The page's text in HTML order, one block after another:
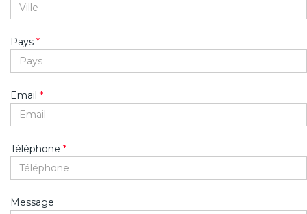
Pays *
Email *
Téléphone *
Message